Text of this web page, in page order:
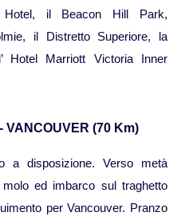
Hotel, il Beacon Hill Park,
il Distretto Superiore, la
Hotel Marriott Victoria Inner
VANCOUVER (70 Km)
a disposizione. Verso metà
ed imbarco sul traghetto
per Vancouver. Pranzo